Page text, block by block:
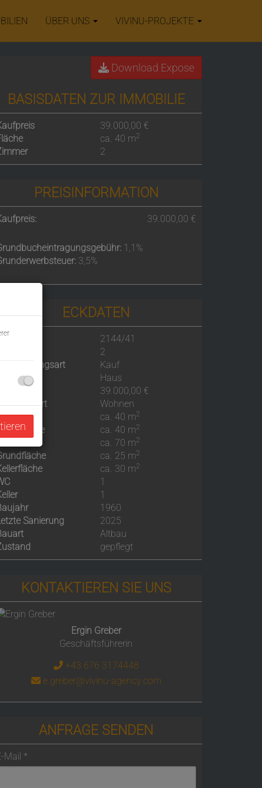
ÜBER UNS VIVINU-PROJEKTE
Download Expose
BASISDATEN ZUR IMMOBILIE
39.000,00 €
ca. 40 m2
2
PREISINFORMATION
39.000,00 €
1,1%
3,5%
ECKDATEN
2144/41
2
Vermarktungsart
Kauf
Objektart
Haus
39.000,00 €
Wohnen
ca. 40 m2
ca. 40 m2
ca. 70 m2
ca. 25 m2
ca. 30 m2
1
1
1960
Sanierung
2025
Altbau
gepflegt
KONTAKTIEREN SIE UNS
Ergin Greber
Geschäftsführerin
+43 676 3174448
e.greber@vivinu-agency.com
ANFRAGE SENDEN
Mail